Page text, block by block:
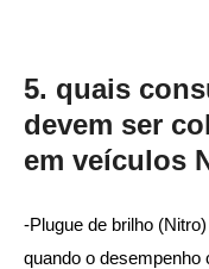
5. quais
devem ser
em veículos
-Plugue de brilho
quando o desempenho